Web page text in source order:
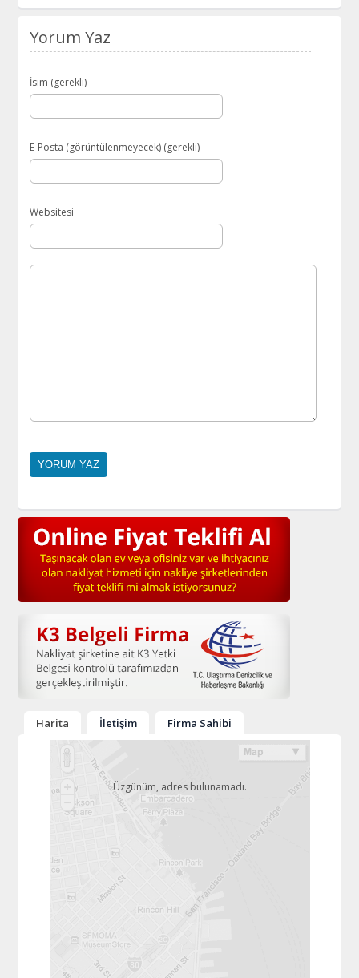
Yorum Yaz
İsim (gerekli)
E-Posta (görüntülenmeyecek) (gerekli)
Websitesi
Harita İletişim Firma Sahibi
Üzgünüm, adres bulunamadı.